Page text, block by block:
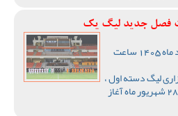
فصل جدید لیگ یک
چهارشنبه 14 مرداد ماه 1405 ساعت
لیگ دسته اول ،
این رقابت‌ها در بازه زمانی 25 تا 28 شهریور ماه آغاز